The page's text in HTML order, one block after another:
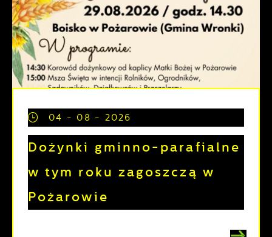
04 - 08 - 2026
Dożynki gminno-parafialne
w tym roku zagoszczą w
Pożarowie